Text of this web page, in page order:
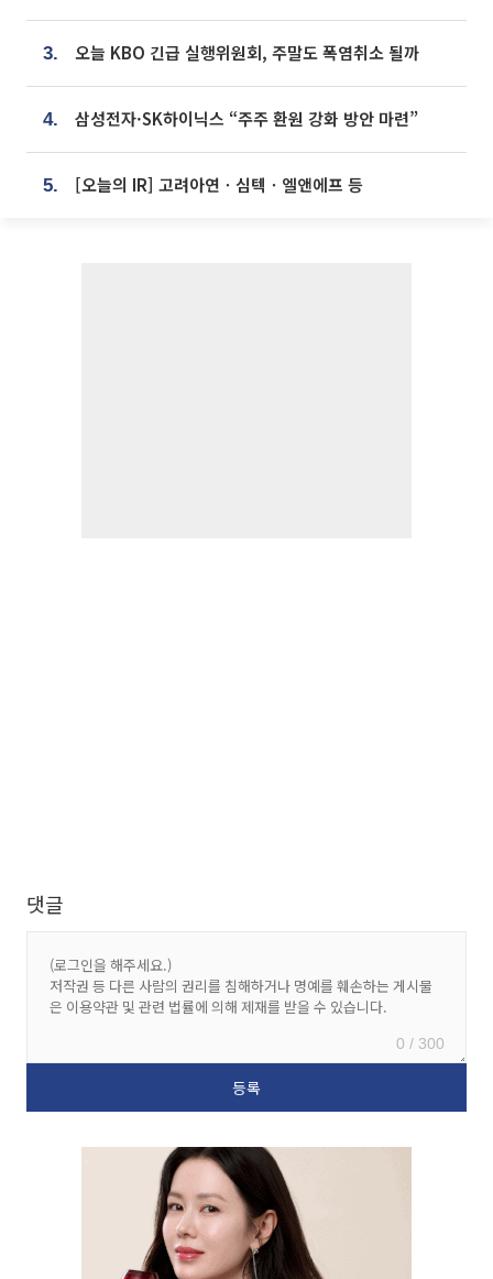
3. 오늘 KBO 긴급 실행위원회, 주말도 폭염취소 될까
4. 삼성전자·SK하이닉스 “주주 환원 강화 방안 마련”
5. [오늘의 IR] 고려아연ㆍ심텍ㆍ엘앤에프 등
댓글
0 / 300